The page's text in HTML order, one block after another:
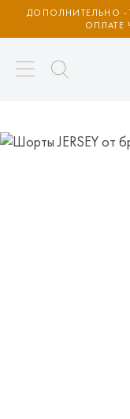
ДОПОЛНИТЕЛЬНО -
ОПЛАТЕ